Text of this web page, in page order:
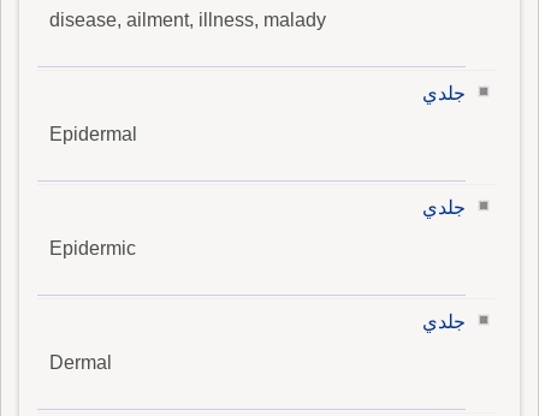
disease, ailment, illness, malady
جلدي
Epidermal
جلدي
Epidermic
جلدي
Dermal